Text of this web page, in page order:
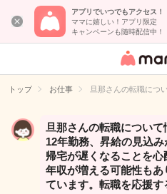
アプリでいつでもアクセス！
ママに嬉しい！アプリ限定
キャンペーンも随時配信中！
女性専用
イト
トップ お仕事 旦那さんの転職につ
旦那さんの転職につい
12年勤務、昇給の見込
帰宅が遅くなることを
年収が増える可能性も
ています。転職を応援す